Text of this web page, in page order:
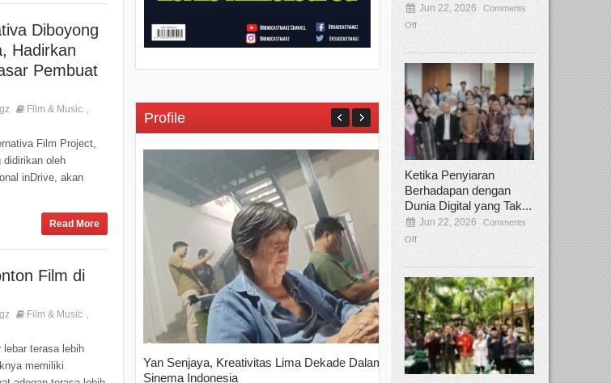
Diboyong
Hadirkan
Pembuat
Film & Music
Film Project,
didirikan oleh
inDrive, akan
Read More
Film di
Film & Music
lebar terasa lebih
memiliki
Profile
Yan Senjaya, Kreativitas Lima Dekade Dalam
Sinema Indonesia
Tamee Irelly Menjadi Juri Open
Film Terbaru...
Jun 22, 2026
Comments
Off
Ketika Penyiaran
Berhadapan dengan
Dunia Digital yang Tak...
Jun 22, 2026
Comments
Off